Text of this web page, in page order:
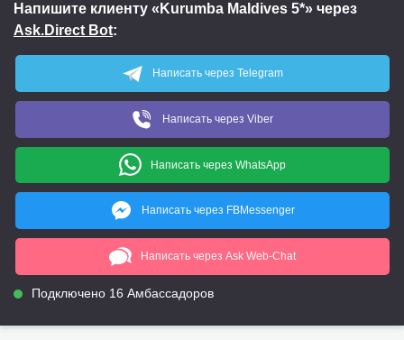
Напишите клиенту «Kurumba Maldives 5*» через
Ask.Direct Bot:
Написать через Telegram
Написать через Viber
Написать через WhatsApp
Написать через FBMessenger
Написать через Ask Web-Chat
Подключено 16 Амбассадоров